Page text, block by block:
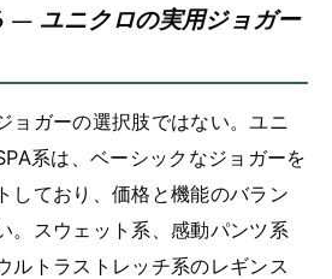
— ユニクロの実用ジョガー
ョガーの選択肢ではない。ユニ
系は、ベーシックなジョガーを
しており、価格と機能のバラン
。スウェット系、感動パンツ系
ルトラストレッチ系のレギンス